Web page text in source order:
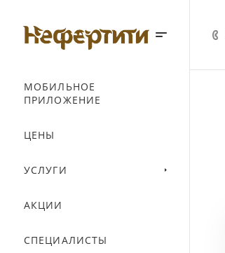
МОБИЛЬНОЕ
ПРИЛОЖЕНИЕ
ЦЕНЫ
УСЛУГИ
АКЦИИ
СПЕЦИАЛИСТЫ